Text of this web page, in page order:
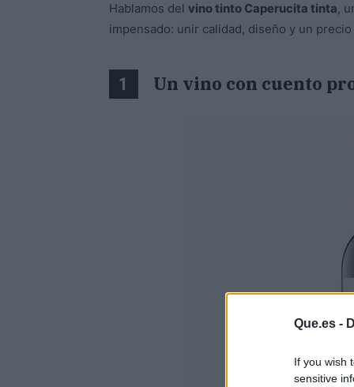
Que.es -
If you wish
sensitive
Hablamos del vino tinto Caperucita tinta,
impensado: unir calidad, diseño y un
1 Un vino con cuento